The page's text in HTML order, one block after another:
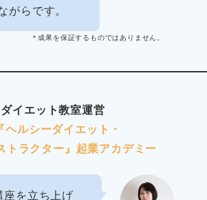
がらです。
証するものではありません。
ダイエット教室運営
ヘルシーダイエット・
トラクター』起業アカデミー
座を立ち上げ